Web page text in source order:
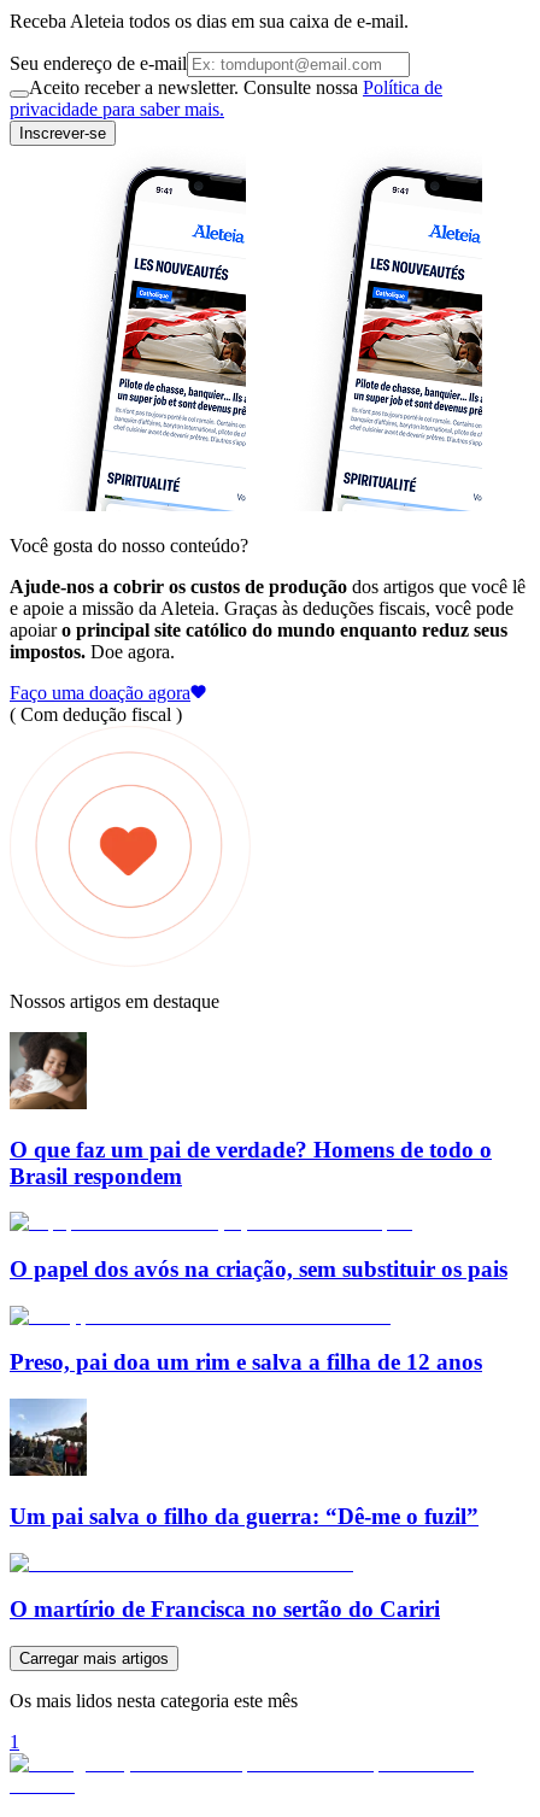
Receba Aleteia todos os dias em sua caixa de e-mail.
Seu endereço de e-mail
Aceito receber a newsletter. Consulte nossa Política de
privacidade para saber mais.
Inscrever-se
Você gosta do nosso conteúdo?
Ajude-nos a cobrir os custos de produção dos artigos que você lê
e apoie a missão da Aleteia. Graças às deduções fiscais, você pode
apoiaro principal site católico do mundo enquanto reduz seus
impostos. Doe agora.
Faço uma doação agora
( Com dedução fiscal )
Nossos artigos em destaque
O que faz um pai de verdade? Homens de todo o
Brasil respondem
O papel dos avós na criação, sem substituir os pais
Preso, pai doa um rim e salva a filha de 12 anos
Um pai salva o filho da guerra: “Dê-me o fuzil”
O martírio de Francisca no sertão do Cariri
Carregar mais artigos
Os mais lidos nesta categoria este mês
1